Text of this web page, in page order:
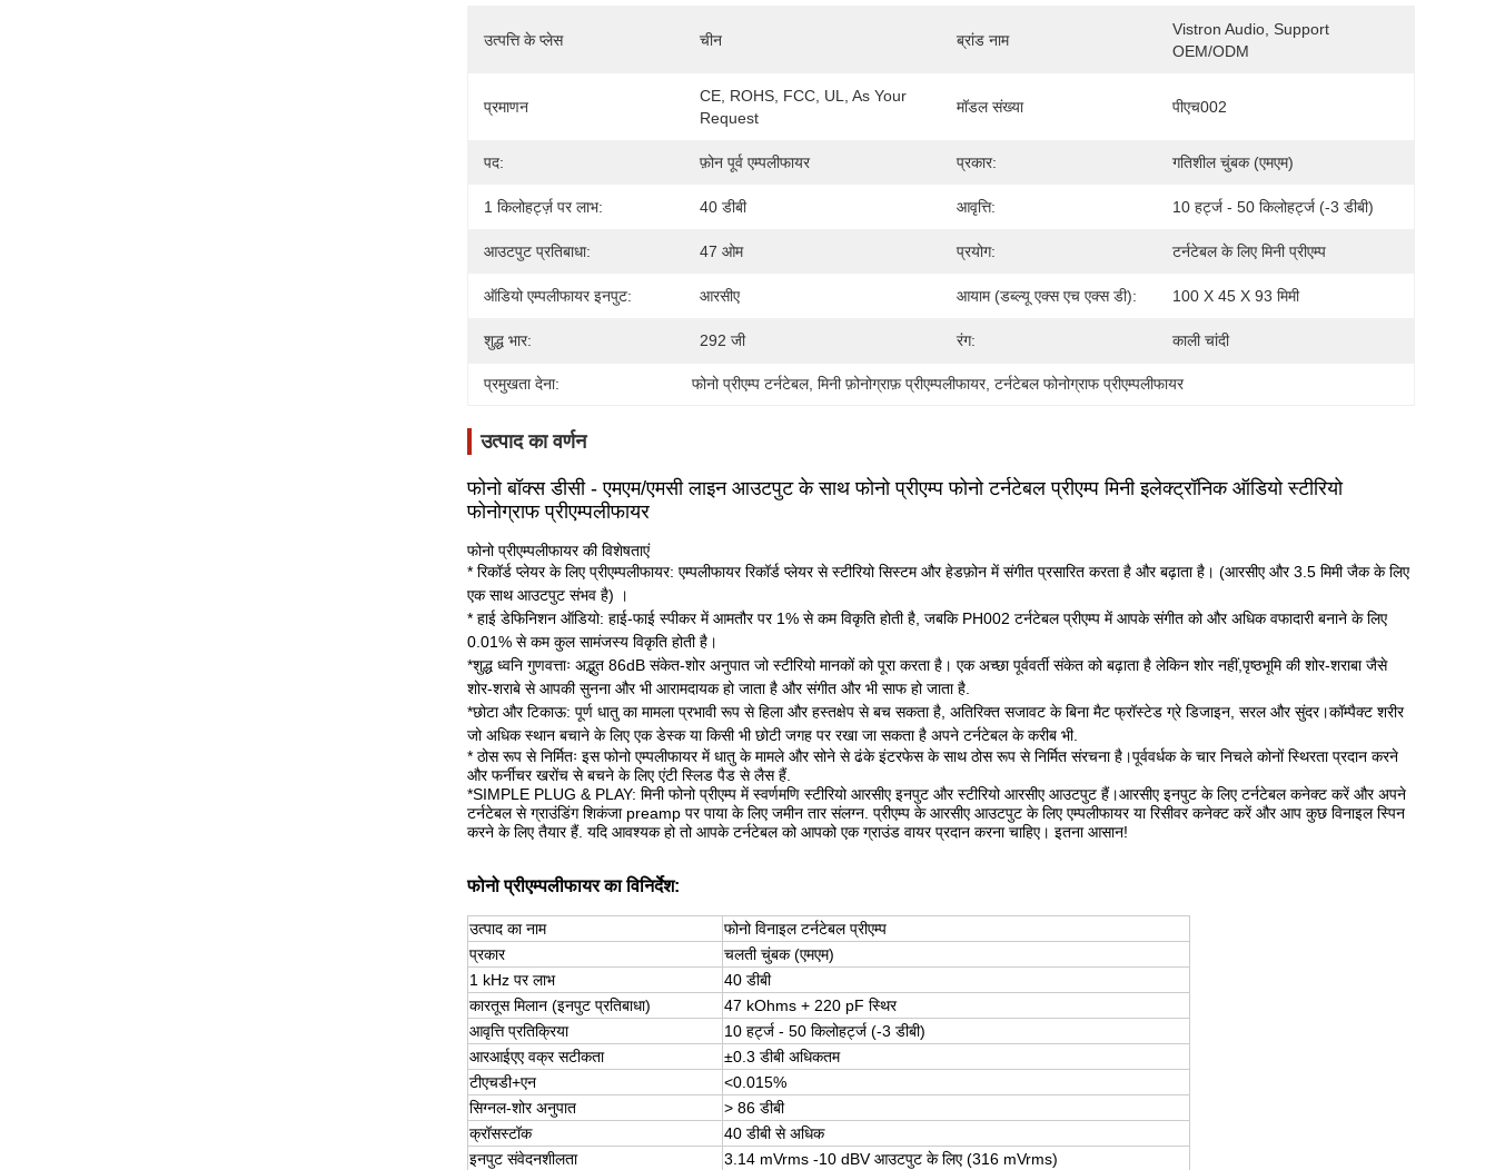
उत्पत्ति के प्लेस चीन ब्रांड नाम
Vistron Audio, Support
OEM/ODM
प्रमाणन
CE, ROHS, FCC, UL, As Your
Request
मॉडल संख्या पीएच002
पद: फ़ोन पूर्व एम्पलीफायर प्रकार: गतिशील चुंबक (एमएम)
1 किलोहर्ट्ज़ पर लाभ: 40 डीबी आवृत्ति: 10 हर्ट्ज - 50 किलोहर्ट्ज (-3 डीबी)
आउटपुट प्रतिबाधा: 47 ओम प्रयोग: टर्नटेबल के लिए मिनी प्रीएम्प
ऑडियो एम्पलीफायर इनपुट: आरसीए आयाम (डब्ल्यू एक्स एच एक्स डी): 100 X 45 X 93 मिमी
शुद्ध भार: 292 जी रंग: काली चांदी
प्रमुखता देना: फोनो प्रीएम्प टर्नटेबल, मिनी फ़ोनोग्राफ़ प्रीएम्पलीफायर, टर्नटेबल फोनोग्राफ प्रीएम्पलीफायर
उत्पाद का वर्णन
फोनो बॉक्स डीसी - एमएम/एमसी लाइन आउटपुट के साथ फोनो प्रीएम्प फोनो टर्नटेबल प्रीएम्प मिनी इलेक्ट्रॉनिक ऑडियो स्टीरियो
फोनोग्राफ प्रीएम्पलीफायर
फोनो प्रीएम्पलीफायर की विशेषताएं
* रिकॉर्ड प्लेयर के लिए प्रीएम्पलीफायर: एम्पलीफायर रिकॉर्ड प्लेयर से स्टीरियो सिस्टम और हेडफ़ोन में संगीत प्रसारित करता है और बढ़ाता है। (आरसीए और 3.5 मिमी जैक के लिए
एक साथ आउटपुट संभव है) ।
* हाई डेफिनिशन ऑडियो: हाई-फाई स्पीकर में आमतौर पर 1% से कम विकृति होती है, जबकि PH002 टर्नटेबल प्रीएम्प में आपके संगीत को और अधिक वफादारी बनाने के लिए
0.01% से कम कुल सामंजस्य विकृति होती है।
*शुद्ध ध्वनि गुणवत्ताः अद्भुत 86dB संकेत-शोर अनुपात जो स्टीरियो मानकों को पूरा करता है। एक अच्छा पूर्ववर्ती संकेत को बढ़ाता है लेकिन शोर नहीं,पृष्ठभूमि की शोर-शराबा जैसे
शोर-शराबे से आपकी सुनना और भी आरामदायक हो जाता है और संगीत और भी साफ हो जाता है.
*छोटा और टिकाऊ: पूर्ण धातु का मामला प्रभावी रूप से हिला और हस्तक्षेप से बच सकता है, अतिरिक्त सजावट के बिना मैट फ्रॉस्टेड ग्रे डिजाइन, सरल और सुंदर।कॉम्पैक्ट शरीर
जो अधिक स्थान बचाने के लिए एक डेस्क या किसी भी छोटी जगह पर रखा जा सकता है अपने टर्नटेबल के करीब भी.
* ठोस रूप से निर्मितः इस फोनो एम्पलीफायर में धातु के मामले और सोने से ढंके इंटरफेस के साथ ठोस रूप से निर्मित संरचना है।पूर्ववर्धक के चार निचले कोनों स्थिरता प्रदान करने
और फर्नीचर खरोंच से बचने के लिए एंटी स्लिड पैड से लैस हैं.
*SIMPLE PLUG & PLAY: मिनी फोनो प्रीएम्प में स्वर्णमणि स्टीरियो आरसीए इनपुट और स्टीरियो आरसीए आउटपुट हैं।आरसीए इनपुट के लिए टर्नटेबल कनेक्ट करें और अपने
टर्नटेबल से ग्राउंडिंग शिकंजा preamp पर पाया के लिए जमीन तार संलग्न. प्रीएम्प के आरसीए आउटपुट के लिए एम्पलीफायर या रिसीवर कनेक्ट करें और आप कुछ विनाइल स्पिन
करने के लिए तैयार हैं. यदि आवश्यक हो तो आपके टर्नटेबल को आपको एक ग्राउंड वायर प्रदान करना चाहिए। इतना आसान!
फोनो प्रीएम्पलीफायर का विनिर्देश:
उत्पाद का नाम
फोनो विनाइल टर्नटेबल प्रीएम्प
प्रकार
चलती चुंबक (एमएम)
1 kHz पर लाभ
40 डीबी
कारतूस मिलान (इनपुट प्रतिबाधा)
47 kOhms + 220 pF स्थिर
आवृत्ति प्रतिक्रिया
10 हर्ट्ज - 50 किलोहर्ट्ज (-3 डीबी)
आरआईएए वक्र सटीकता
±0.3 डीबी अधिकतम
टीएचडी+एन
<0.015%
सिग्नल-शोर अनुपात
> 86 डीबी
क्रॉसस्टॉक
40 डीबी से अधिक
इनपुट संवेदनशीलता
3.14 mVrms -10 dBV आउटपुट के लिए (316 mVrms)